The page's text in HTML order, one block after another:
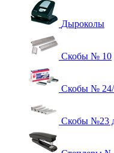
Дыроколы
Скобы № 10
Скобы №
Скобы №23